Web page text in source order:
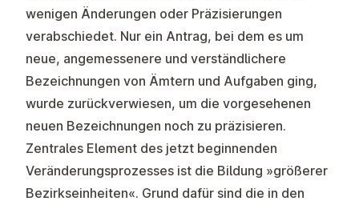
wenigen Änderungen oder Präzisierungen
verabschiedet. Nur ein Antrag, bei dem es um
neue, angemessenere und verständlichere
Bezeichnungen von Ämtern und Aufgaben ging,
wurde zurückverwiesen, um die vorgesehenen
neuen Bezeichnungen noch zu präzisieren.
Zentrales Element des jetzt beginnenden
Veränderungsprozesses ist die Bildung »größerer
Bezirkseinheiten«. Grund dafür sind die in den